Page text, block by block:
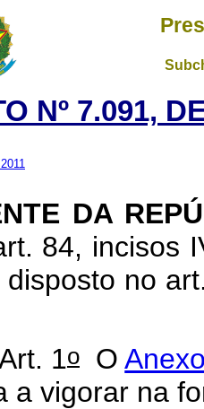
Nº 7.091,
DA
84, incisos
no
1oO
a vigorar na